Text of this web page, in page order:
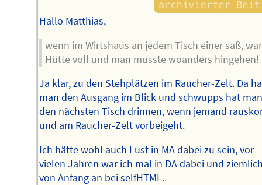
Hallo Matthias,
wenn im Wirtshaus an jedem Tisch einer saß,
Hütte voll und man musste woanders hingehen!
Ja klar, zu den Stehplätzen im Raucher-Zelt. Da
man den Ausgang im Blick und schwupps hat
den nächsten Tisch drinnen, wenn jemand
und am Raucher-Zelt vorbeigeht.
Ich hätte wohl auch Lust in MA dabei zu sein, vor
vielen Jahren war ich mal in DA dabei und
von Anfang an bei selfHTML.